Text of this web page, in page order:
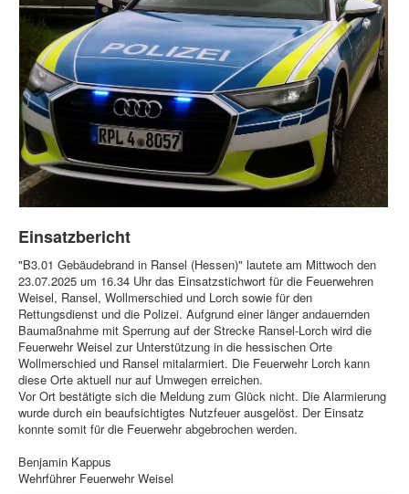
Einsatzbericht
"B3.01 Gebäudebrand in Ransel (Hessen)" lautete am Mittwoch den
23.07.2025 um 16.34 Uhr das Einsatzstichwort für die Feuerwehren
Weisel, Ransel, Wollmerschied und Lorch sowie für den
Rettungsdienst und die Polizei. Aufgrund einer länger andauernden
Baumaßnahme mit Sperrung auf der Strecke Ransel-Lorch wird die
Feuerwehr Weisel zur Unterstützung in die hessischen Orte
Wollmerschied und Ransel mitalarmiert. Die Feuerwehr Lorch kann
diese Orte aktuell nur auf Umwegen erreichen.
Vor Ort bestätigte sich die Meldung zum Glück nicht. Die Alarmierung
wurde durch ein beaufsichtigtes Nutzfeuer ausgelöst. Der Einsatz
konnte somit für die Feuerwehr abgebrochen werden.
Benjamin Kappus
Wehrführer Feuerwehr Weisel